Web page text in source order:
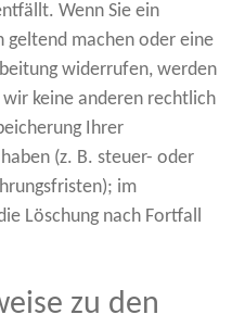
Wenn Sie ein
geltend machen oder eine
widerrufen, werden
keine anderen rechtlich
Ihrer
(z. B. steuer- oder
im
Löschung nach Fortfall
zu den